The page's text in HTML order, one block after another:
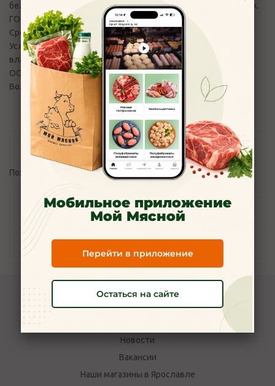
белок - 12,0 г, жир - 33,0 г; калорийность - 345 ккал/1444 кДж.
ГОСТ 31790-2012
Срок годности изделия в сутках: 30
Условия хранения: при t от 0° до +6°С и относительной
влажности воздуха 75±5%
ООО Костромской мясокомбинат, г. Кострома, ул. 2-я
Волжская
Отзывы
Пожалуйста, авторизуйтесь , чтобы оставить отзыв.
Задать вопрос
Наличие
Компания Мой Мясной
Новости
Вакансии
Наши магазины в Ярославле
Мобильное приложение
Мой Мясной
Перейти в приложение
Остаться на сайте